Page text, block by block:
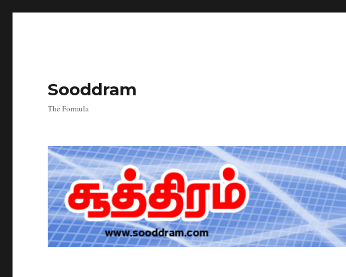
Sooddram
The Formula